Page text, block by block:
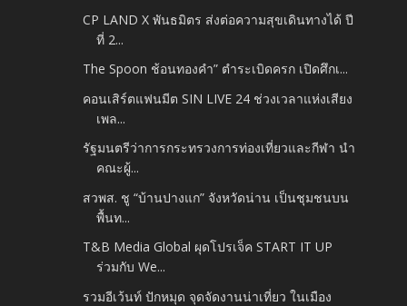
CP LAND X พันธมิตร ส่งต่อความสุขเดินทางได้ ปี
ที่ 2...
The Spoon ช้อนทองคำ” ตำระเบิดครก เปิดศึกเ...
คอนเสิร์ตแฟนมีต SIN LIVE 24 ช่วงเวลาแห่งเสียง
เพล...
รัฐมนตรีว่าการกระทรวงการท่องเที่ยวและกีฬา นำ
คณะผู้...
สวพส. ชู “บ้านปางแก” จังหวัดน่าน เป็นชุมชนบน
พื้นท...
T&B Media Global ผุดโปรเจ็ค START IT UP
ร่วมกับ We...
รวมอีเว้นท์ ปักหมุด จุดจัดงานน่าเที่ยว ในเมือง